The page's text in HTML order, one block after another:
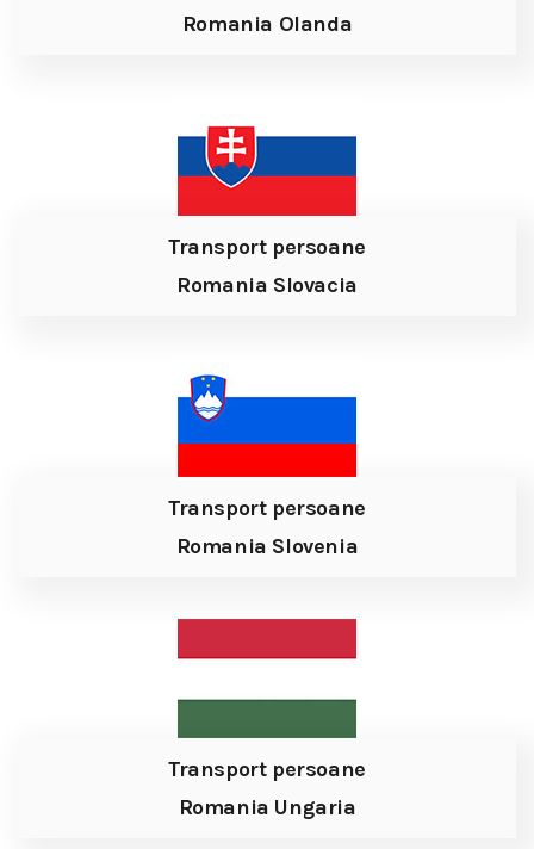
Romania Olanda
Transport persoane
Romania Slovacia
Transport persoane
Romania Slovenia
Transport persoane
Romania Ungaria